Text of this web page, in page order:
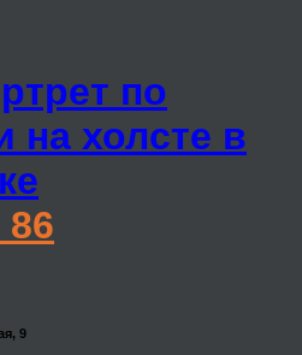
по
на холсте в
86
9